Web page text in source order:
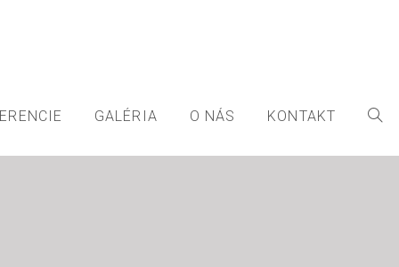
GALÉRIA O NÁS KONTAKT